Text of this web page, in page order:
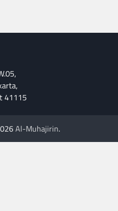
41115
Al-Muhajirin.